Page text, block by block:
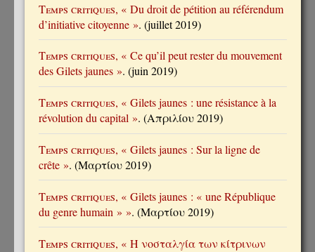
Temps critiques, « Du droit de pétition au référendum
d’initiative citoyenne ». (juillet 2019)
Temps critiques, « Ce qu’il peut rester du mouvement
des Gilets jaunes ». (juin 2019)
Temps critiques, « Gilets jaunes : une résistance à la
révolution du capital ». (Απριλίου 2019)
Temps critiques, « Gilets jaunes : Sur la ligne de
crête ». (Μαρτίου 2019)
Temps critiques, « Gilets jaunes : « une République
du genre humain » ». (Μαρτίου 2019)
Temps critiques, « Η νοσταλγία των κίτρινων